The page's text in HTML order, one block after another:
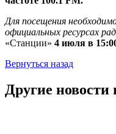
Для посещения
официальных ресурсах
«Станции» 4 июля в
Вернуться назад
Другие новости